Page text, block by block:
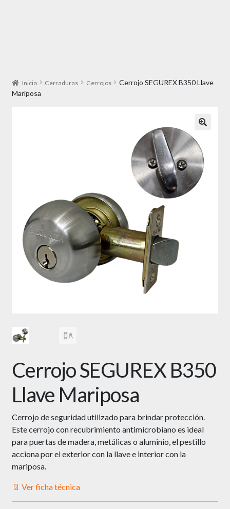
Inicio Cerraduras Cerrojos
Cerrojo SEGUREX B350 Llave
Mariposa
Cerrojo SEGUREX B350
Llave Mariposa
Cerrojo de seguridad utilizado para brindar protección.
Este cerrojo con recubrimiento antimicrobiano es ideal
para puertas de madera, metálicas o aluminio, el pestillo
acciona por el exterior con la llave e interior con la
mariposa.
📄 Ver ficha técnica